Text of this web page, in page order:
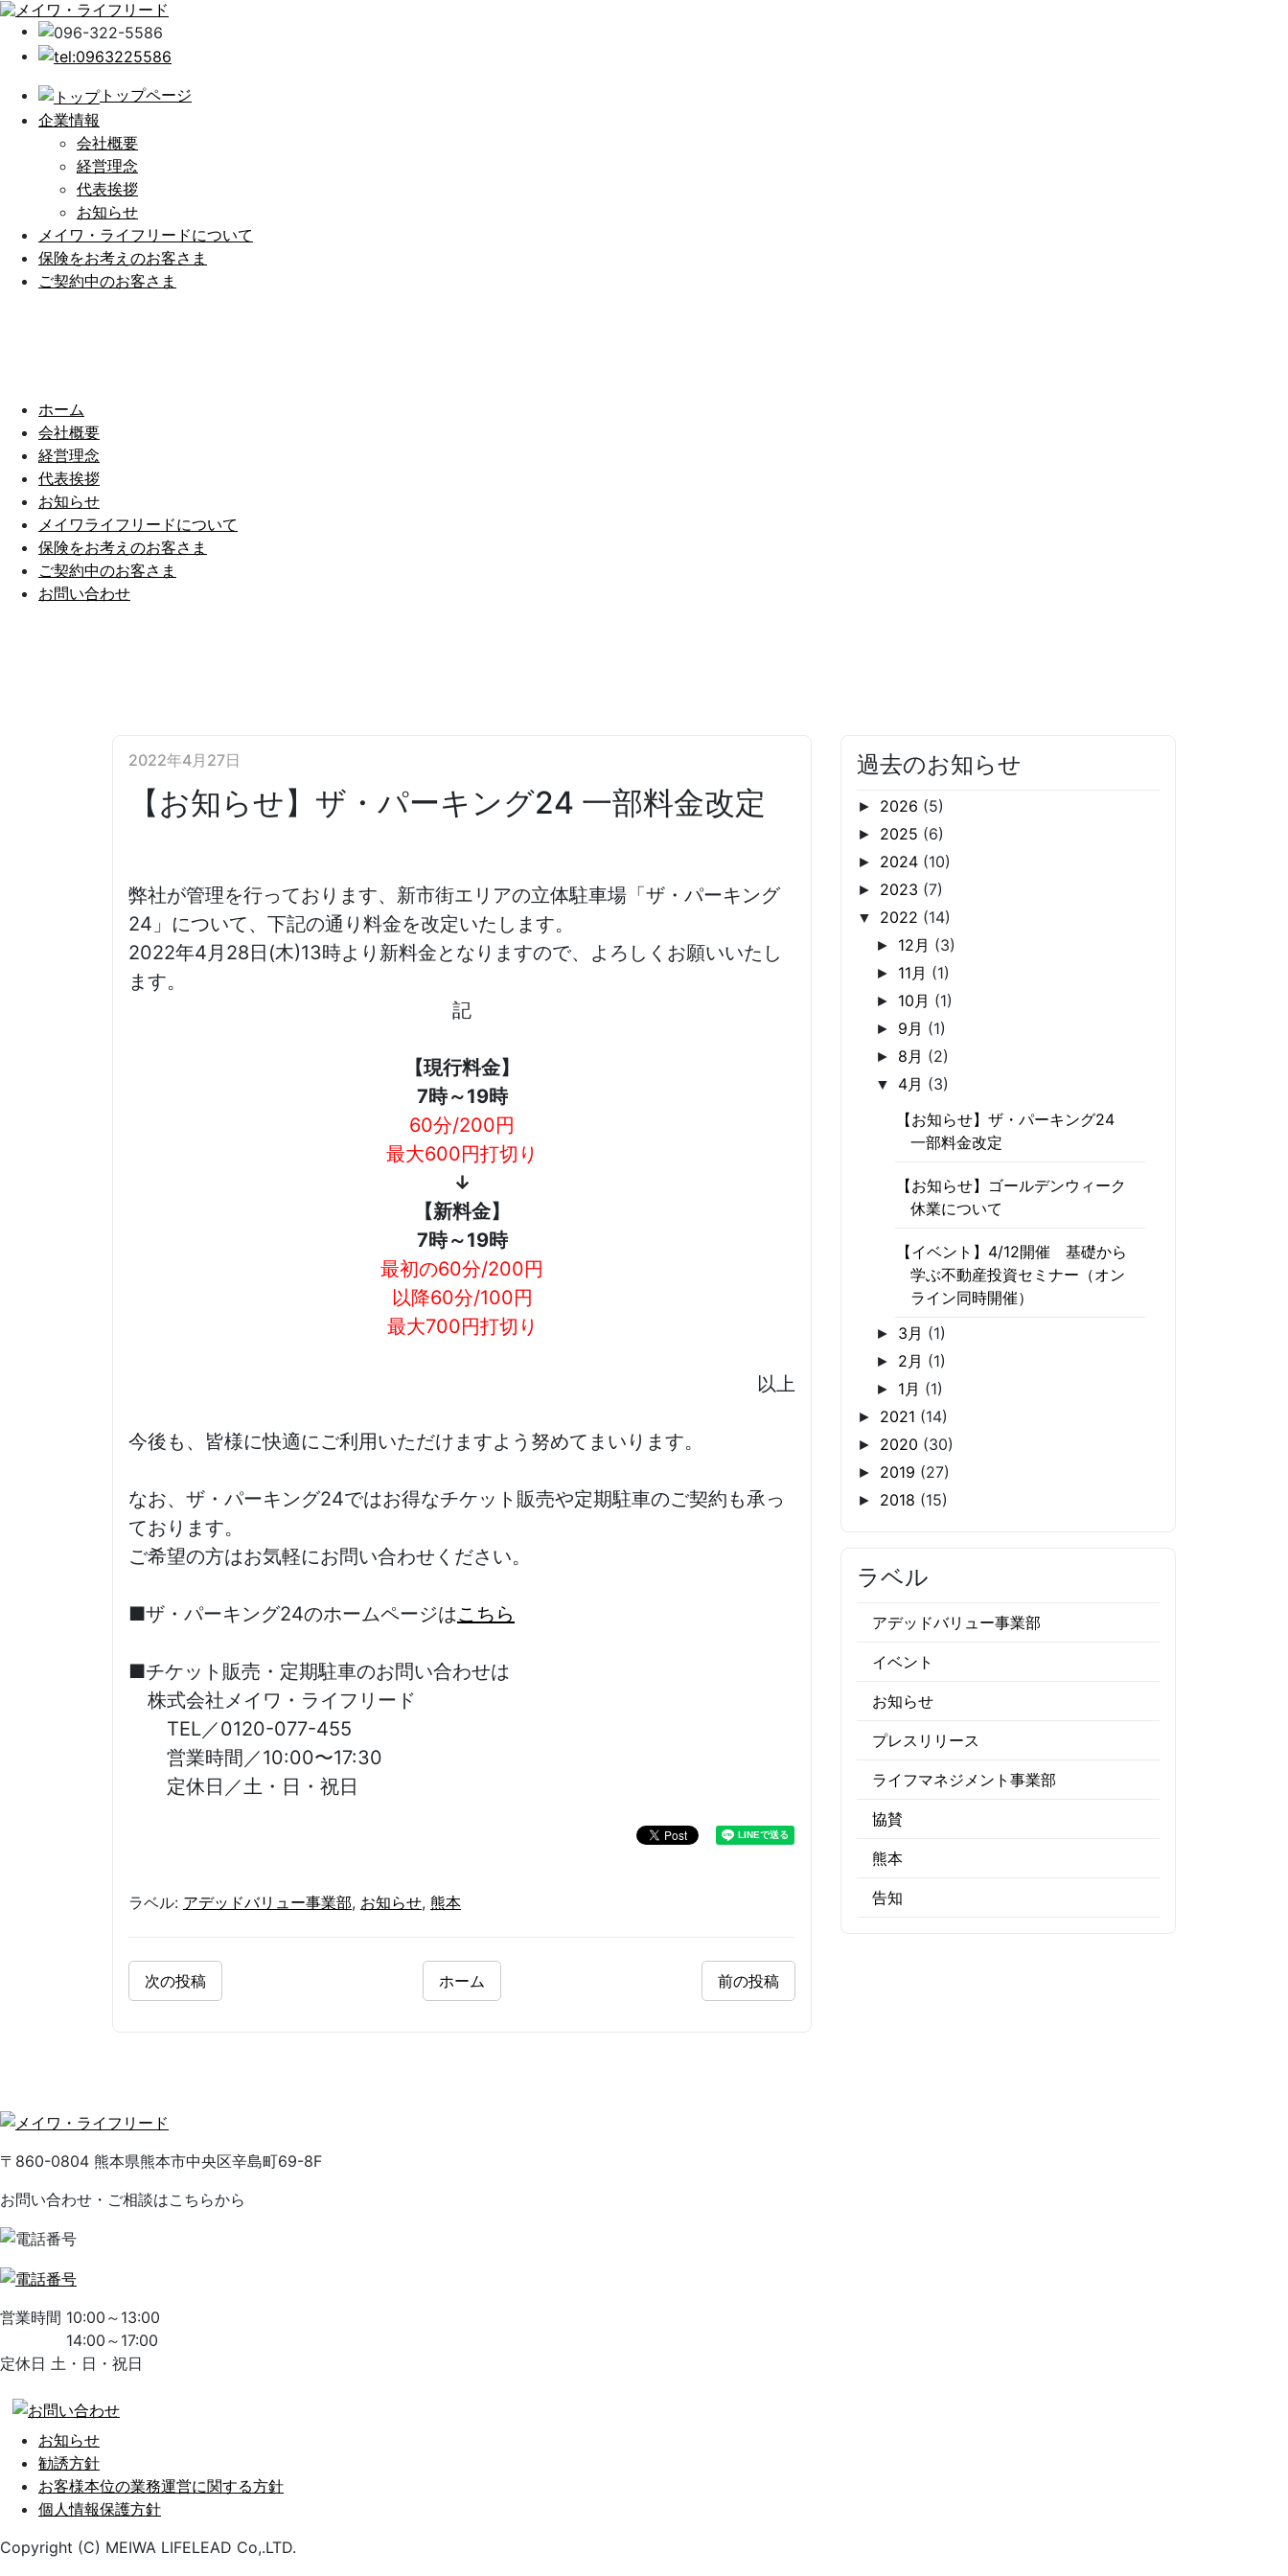
トップページ
企業情報
会社概要
経営理念
代表挨拶
お知らせ
メイワ・ライフリードについて
保険をお考えのお客さま
ご契約中のお客さま
ホーム
会社概要
経営理念
代表挨拶
お知らせ
メイワライフリードについて
保険をお考えのお客さま
ご契約中のお客さま
お問い合わせ
2022年4月27日
【お知らせ】ザ・パーキング24 一部料金改定
弊社が管理を行っております、新市街エリアの立体駐車場「ザ・パーキング
24」について、下記の通り料金を改定いたします。
2022年4月28日(木)13時より新料金となりますので、よろしくお願いいたし
ます。
記
【現行料金】
7時～19時
60分/200円
最大600円打切り
↓
【新料金】
7時～19時
最初の60分/200円
以降60分/100円
最大700円打切り
以上
今後も、皆様に快適にご利用いただけますよう努めてまいります。
なお、ザ・パーキング24ではお得なチケット販売や定期駐車のご契約も承っ
ております。
ご希望の方はお気軽にお問い合わせください。
■ザ・パーキング24のホームページはこちら
■チケット販売・定期駐車のお問い合わせは
株式会社メイワ・ライフリード
TEL／0120-077-455
営業時間／10:00〜17:30
定休日／土・日・祝日
ラベル: アデッドバリュー事業部, お知らせ, 熊本
次の投稿 前の投稿
ホーム
過去のお知らせ
► 2026 (5)
► 2025 (6)
► 2024 (10)
► 2023 (7)
▼ 2022 (14)
► 12月 (3)
► 11月 (1)
► 10月 (1)
► 9月 (1)
► 8月 (2)
▼ 4月 (3)
【お知らせ】ザ・パーキング24
一部料金改定
【お知らせ】ゴールデンウィーク
休業について
【イベント】4/12開催 基礎から
学ぶ不動産投資セミナー（オン
ライン同時開催）
► 3月 (1)
► 2月 (1)
► 1月 (1)
► 2021 (14)
► 2020 (30)
► 2019 (27)
► 2018 (15)
ラベル
アデッドバリュー事業部
イベント
お知らせ
プレスリリース
ライフマネジメント事業部
協賛
熊本
告知
〒860-0804 熊本県熊本市中央区辛島町69-8F
お問い合わせ・ご相談はこちらから
営業時間 10:00～13:00
14:00～17:00
定休日 土・日・祝日
お知らせ
勧誘方針
お客様本位の業務運営に関する方針
個人情報保護方針
Copyright (C) MEIWA LIFELEAD Co,.LTD.